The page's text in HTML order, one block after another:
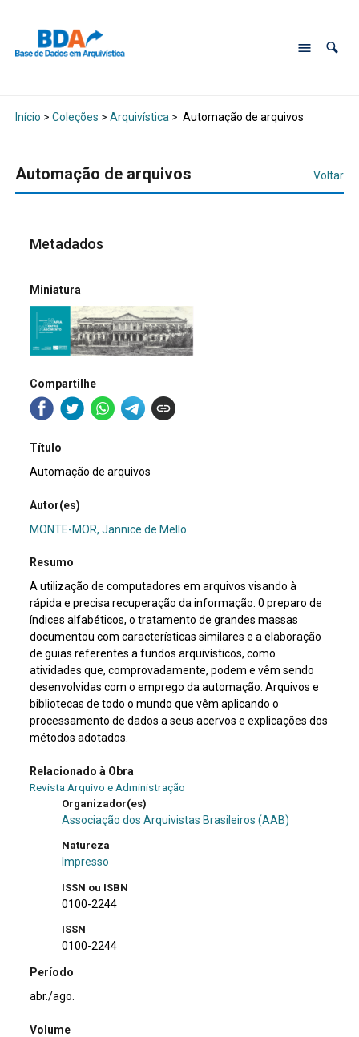
Início > Coleções > Arquivística > Automação de arquivos
Automação de arquivos Voltar
Metadados
Miniatura
Compartilhe
Título
Automação de arquivos
Autor(es)
MONTE-MOR, Jannice de Mello
Resumo
A utilização de computadores em arquivos visando à
rápida e precisa recuperação da informação. 0 preparo de
índices alfabéticos, o tratamento de grandes massas
documentou com características similares e a elaboração
de guias referentes a fundos arquivísticos, como
atividades que, comprovadamente, podem e vêm sendo
desenvolvidas com o emprego da automação. Arquivos e
bibliotecas de todo o mundo que vêm aplicando o
processamento de dados a seus acervos e explicações dos
métodos adotados.
Relacionado à Obra
Revista Arquivo e Administração
Organizador(es)
Associação dos Arquivistas Brasileiros (AAB)
Natureza
Impresso
ISSN ou ISBN
0100-2244
ISSN
0100-2244
Período
abr./ago.
Volume